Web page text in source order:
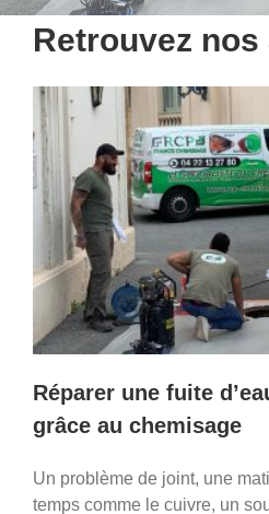
Entretien de
Inspection vidéo
Travaux de
Nos
Retrouvez
Réparation de
Réparer une fuite
grâce au chemisage
Un problème de joint, une
temps comme le cuivre, un